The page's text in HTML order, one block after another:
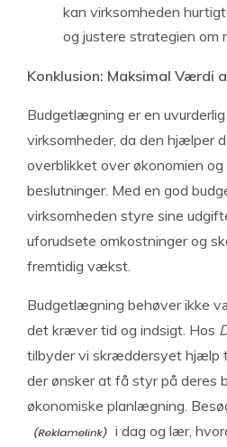
kan virksomheden
og justere strategien om
Konklusion: Maksimal Værdi
Budgetlægning er en
virksomheder, da den hjælper
overblikket over økonomien
beslutninger. Med en god
virksomheden styre sine
uforudsete omkostninger og
fremtidig vækst.
Budgetlægning behøver ikke
det kræver tid og indsigt. Hos
tilbyder vi skræddersyet hjælp
der ønsker at få styr på deres
økonomiske planlægning.
i dag og lær,